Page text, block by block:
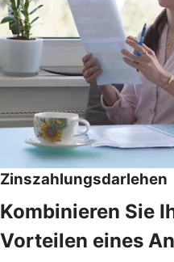
Zinszahlungsdarlehen
Kombinieren Sie
Vorteilen eines